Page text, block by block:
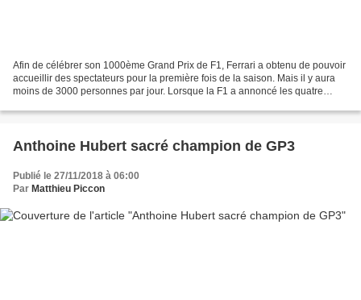
Afin de célébrer son 1000ème Grand Prix de F1, Ferrari a obtenu de pouvoir
accueillir des spectateurs pour la première fois de la saison. Mais il y aura
moins de 3000 personnes par jour. Lorsque la F1 a annoncé les quatre
Anthoine Hubert sacré champion de GP3
Publié le 27/11/2018 à 06:00
Par Matthieu Piccon